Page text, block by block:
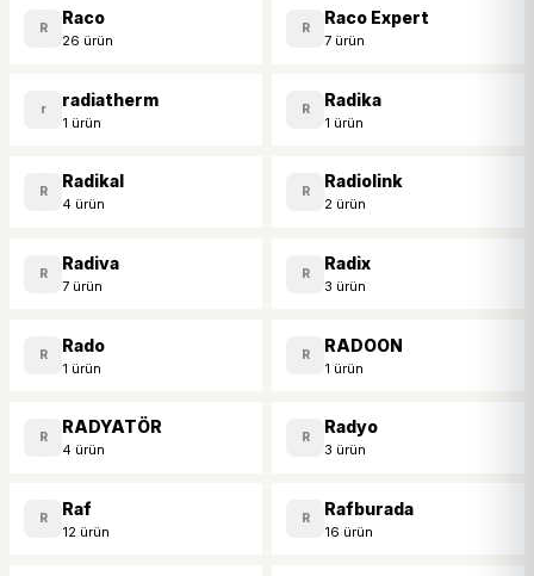
R Raco
26 ürün
R Raco Expert
7 ürün
r radiatherm
1 ürün
R Radika
1 ürün
R Radikal
4 ürün
R Radiolink
2 ürün
R Radiva
7 ürün
R Radix
3 ürün
R Rado
1 ürün
R RADOON
1 ürün
R RADYATÖR
4 ürün
R Radyo
3 ürün
R Raf
12 ürün
R Rafburada
16 ürün